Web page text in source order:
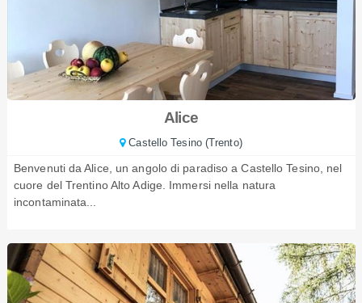
Alice
Castello Tesino (Trento)
Benvenuti da Alice, un angolo di paradiso a Castello Tesino, nel
cuore del Trentino Alto Adige. Immersi nella natura
incontaminata...